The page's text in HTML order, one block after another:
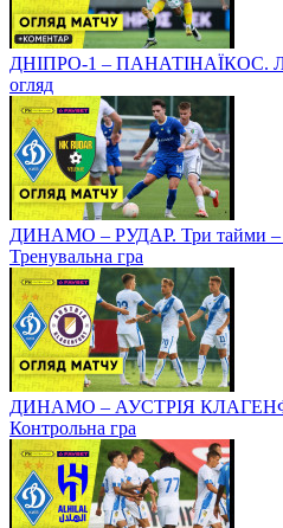
ДНІПРО-1 – ПАНАТІНАЇКОС.
огляд
ДИНАМО – РУДАР. Три тайми –
Тренувальна гра
ДИНАМО – АУСТРІЯ
Контрольна гра